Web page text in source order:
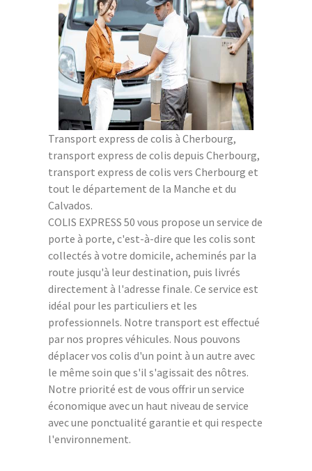
Transport express de colis à Cherbourg,
transport express de colis depuis Cherbourg,
transport express de colis vers Cherbourg et
tout le département de la Manche et du
Calvados.
COLIS EXPRESS 50 vous propose un service de
porte à porte, c'est-à-dire que les colis sont
collectés à votre domicile, acheminés par la
route jusqu'à leur destination, puis livrés
directement à l'adresse finale. Ce service est
idéal pour les particuliers et les
professionnels. Notre transport est effectué
par nos propres véhicules. Nous pouvons
déplacer vos colis d'un point à un autre avec
le même soin que s'il s'agissait des nôtres.
Notre priorité est de vous offrir un service
économique avec un haut niveau de service
avec une ponctualité garantie et qui respecte
l'environnement.